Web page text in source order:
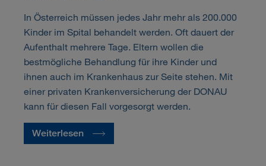
In Österreich müssen jedes Jahr mehr als 200.000
Kinder im Spital behandelt werden. Oft dauert der
Aufenthalt mehrere Tage. Eltern wollen die
bestmögliche Behandlung für ihre Kinder und
ihnen auch im Krankenhaus zur Seite stehen. Mit
einer privaten Krankenversicherung der DONAU
kann für diesen Fall vorgesorgt werden.
Weiterlesen